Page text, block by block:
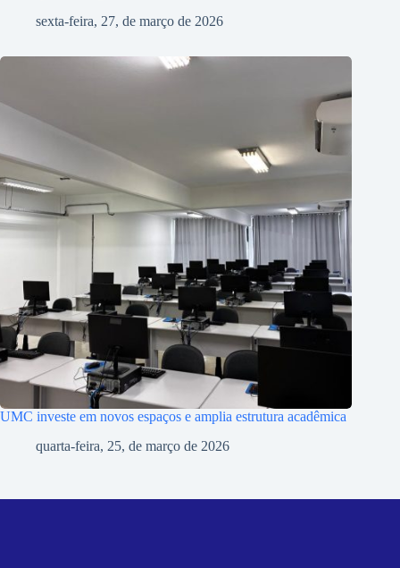
sexta-feira, 27, de março de 2026
UMC investe em novos espaços e amplia estrutura acadêmica
quarta-feira, 25, de março de 2026